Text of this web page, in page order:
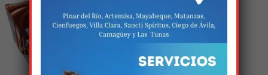
Estamos trabalhando
nisso!